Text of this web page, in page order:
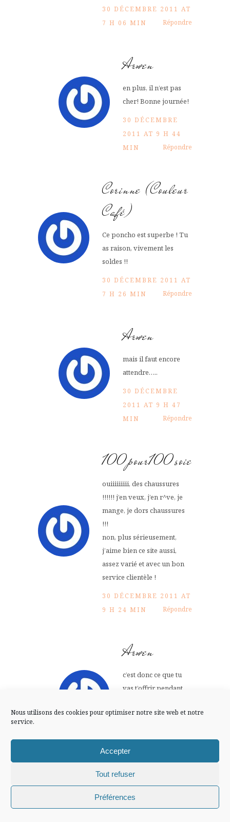
Nous utilisons des cookies pour optimiser notre site web et notre
service.
Accepter
Tout refuser
Préférences
30 DÉCEMBRE 2011 AT
7 H 06 MIN
Répondre
Arwen
en plus, il n’est pas
cher! Bonne journée!
30 DÉCEMBRE
2011 AT 9 H 44
MIN
Répondre
Corinne (Couleur
Café)
Ce poncho est superbe ! Tu
as raison, vivement les
soldes !!
30 DÉCEMBRE 2011 AT
7 H 26 MIN
Répondre
Arwen
mais il faut encore
attendre…..
30 DÉCEMBRE
2011 AT 9 H 47
MIN
Répondre
100pour100soie
ouiiiiiiiii, des chaussures
!!!!!! j’en veux, j’en r^ve, je
mange, je dors chaussures
!!!
non, plus sérieusement,
j’aime bien ce site aussi,
assez varié et avec un bon
service clientèle !
30 DÉCEMBRE 2011 AT
9 H 24 MIN
Répondre
Arwen
c’est donc ce que tu
vas t’offrir pendant
MIN
Armelle
FLUX INSTA
Mentions légales Confidentialité